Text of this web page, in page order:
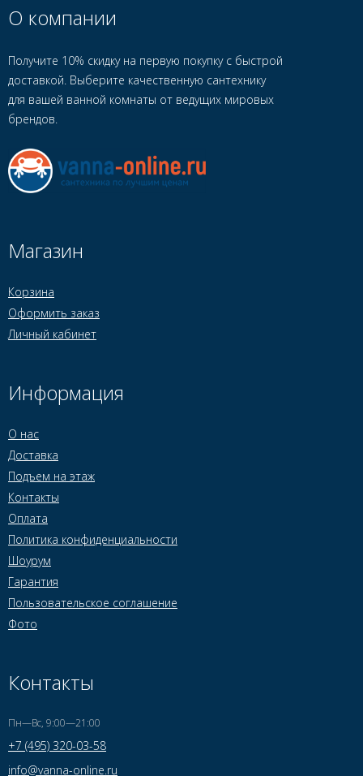
О компании
Получите 10% скидку на первую покупку с быстрой
доставкой. Выберите качественную сантехнику
для вашей ванной комнаты от ведущих мировых
брендов.
Магазин
Корзина
Оформить заказ
Личный кабинет
Информация
О нас
Доставка
Подъем на этаж
Контакты
Оплата
Политика конфиденциальности
Шоурум
Гарантия
Пользовательское соглашение
Фото
Контакты
Пн—Вс, 9:00—21:00
+7 (495) 320-03-58
info@vanna-online.ru